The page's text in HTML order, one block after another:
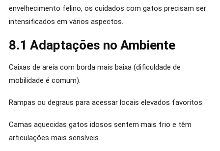
envelhecimento felino, os cuidados com gatos precisam ser
intensificados em vários aspectos.
8.1 Adaptações no Ambiente
Caixas de areia com borda mais baixa (dificuldade de
mobilidade é comum).
Rampas ou degraus para acessar locais elevados favoritos.
Camas aquecidas gatos idosos sentem mais frio e têm
articulações mais sensíveis.